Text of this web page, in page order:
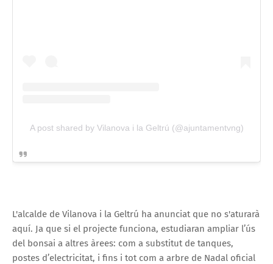
A post shared by Vilanova i la Geltrú (@ajuntamentvng)
L'alcalde de Vilanova i la Geltrú ha anunciat que no s'aturarà
aquí. Ja que si el projecte funciona, estudiaran ampliar l’ús
del bonsai a altres àrees: com a substitut de tanques,
postes d’electricitat, i fins i tot com a arbre de Nadal oficial